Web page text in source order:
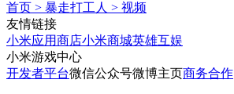
首页 > 暴走打工人 > 视频
友情链接
小米应用商店小米商城英雄互娱
小米游戏中心
开发者平台微信公众号微博主页商务合作